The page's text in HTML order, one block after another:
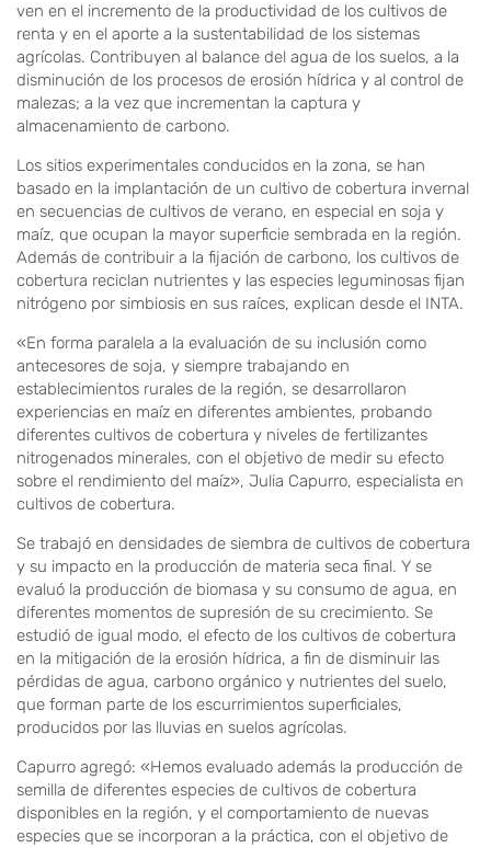
ven en el incremento de la productividad de los cultivos de
renta y en el aporte a la sustentabilidad de los sistemas
agrícolas. Contribuyen al balance del agua de los suelos, a la
disminución de los procesos de erosión hídrica y al control de
malezas; a la vez que incrementan la captura y
almacenamiento de carbono.
Los sitios experimentales conducidos en la zona, se han
basado en la implantación de un cultivo de cobertura invernal
en secuencias de cultivos de verano, en especial en soja y
maíz, que ocupan la mayor superficie sembrada en la región.
Además de contribuir a la fijación de carbono, los cultivos de
cobertura reciclan nutrientes y las especies leguminosas fijan
nitrógeno por simbiosis en sus raíces, explican desde el INTA.
«En forma paralela a la evaluación de su inclusión como
antecesores de soja, y siempre trabajando en
establecimientos rurales de la región, se desarrollaron
experiencias en maíz en diferentes ambientes, probando
diferentes cultivos de cobertura y niveles de fertilizantes
nitrogenados minerales, con el objetivo de medir su efecto
sobre el rendimiento del maíz», Julia Capurro, especialista en
cultivos de cobertura.
Se trabajó en densidades de siembra de cultivos de cobertura
y su impacto en la producción de materia seca final. Y se
evaluó la producción de biomasa y su consumo de agua, en
diferentes momentos de supresión de su crecimiento. Se
estudió de igual modo, el efecto de los cultivos de cobertura
en la mitigación de la erosión hídrica, a fin de disminuir las
pérdidas de agua, carbono orgánico y nutrientes del suelo,
que forman parte de los escurrimientos superficiales,
producidos por las lluvias en suelos agrícolas.
Capurro agregó: «Hemos evaluado además la producción de
semilla de diferentes especies de cultivos de cobertura
disponibles en la región, y el comportamiento de nuevas
especies que se incorporan a la práctica, con el objetivo de